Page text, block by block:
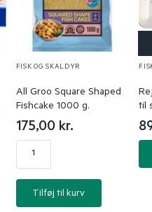
FISK OG SKALDYR
All Groo Square Shaped
Fishcake 1000 g.
175,00 kr.
Tilføj til kurv
til